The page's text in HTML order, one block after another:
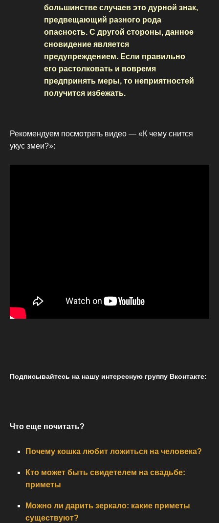
большинстве случаев это дурной знак,
предвещающий разного рода
опасность. С другой стороны, данное
сновидение является
предупреждением. Если правильно
его растолковать и вовремя
предпринять меры, то неприятностей
получится избежать.
Рекомендуем посмотреть видео — «К чему снится
укус змеи?»:
Подписывайтесь на нашу интересную группу Вконтакте:
Что еще почитать?
Почему кошка любит ложиться на человека?
Кто может быть свидетелем на свадьбе:
приметы
Можно ли дарить зеркало: какие приметы
существуют?